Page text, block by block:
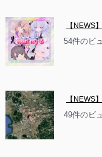
【NEWS
54件のビ
【NEWS
49件のビ